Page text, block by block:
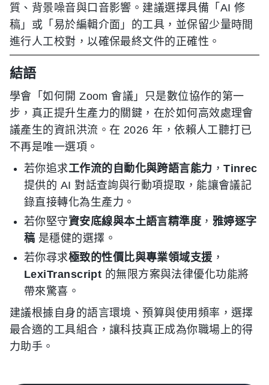
質、背景噪音與口音影響。建議選擇具備「AI 修
稿」或「易於編輯介面」的工具，並保留少量時間
進行人工校對，以確保最終文件的正確性。
結語
學會「如何開 Zoom 會議」只是數位協作的第一
步，真正提升生產力的關鍵，在於如何高效處理會
議產生的資訊洪流。在 2026 年，依賴人工聽打已
不再是唯一選項。
若你追求工作流的自動化與跨語言能力 ，Tinrec
提供的 AI 對話查詢與行動項提取，能讓會議記
錄直接轉化為生產力。
若你堅守資安底線與本土語言精準度 ， 雅婷逐字
稿 是穩健的選擇。
若你尋求極致的性價比與專業領域支援 ，
LexiTranscript 的無限方案與法律優化功能將
帶來驚喜。
建議根據自身的語言環境、預算與使用頻率，選擇
最合適的工具組合，讓科技真正成為你職場上的得
力助手。